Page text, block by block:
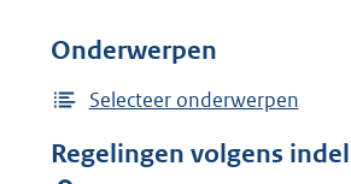
d
e
f
Onderwerpen
Selecteer onderwerpen
Regelingen volgens